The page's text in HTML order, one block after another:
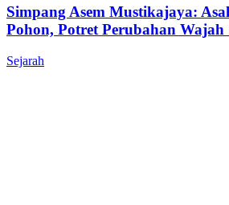
Simpang Asem Mustikajaya:
Pohon, Potret Perubahan Wajah
Sejarah